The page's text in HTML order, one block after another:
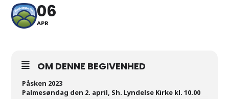
06
APR
OM DENNE BEGIVENHED
Påsken 2023
Palmesøndag den 2. april, Sh. Lyndelse Kirke kl. 10.00